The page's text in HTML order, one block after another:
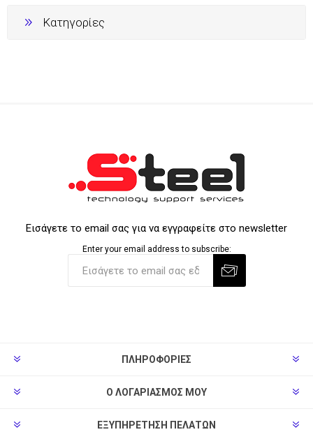
Κατηγορίες
Εισάγετε το email σας για να εγγραφείτε στο newsletter
Enter your email address to subscribe:
ΠΛΗΡΟΦΟΡΊΕΣ
Ο ΛΟΓΑΡΙΑΣΜΌΣ ΜΟΥ
ΕΞΥΠΗΡΈΤΗΣΗ ΠΕΛΑΤΏΝ